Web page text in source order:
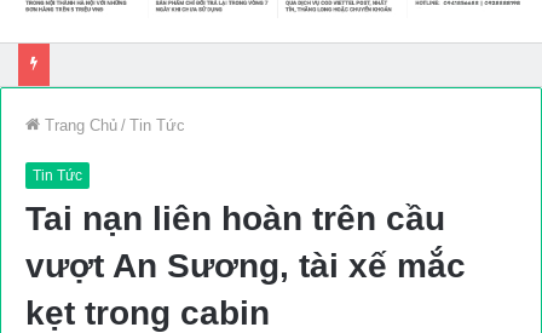
Trang Chủ / Tin Tức
Tin Tức
Tai nạn liên hoàn trên cầu
vượt An Sương, tài xế mắc
kẹt trong cabin